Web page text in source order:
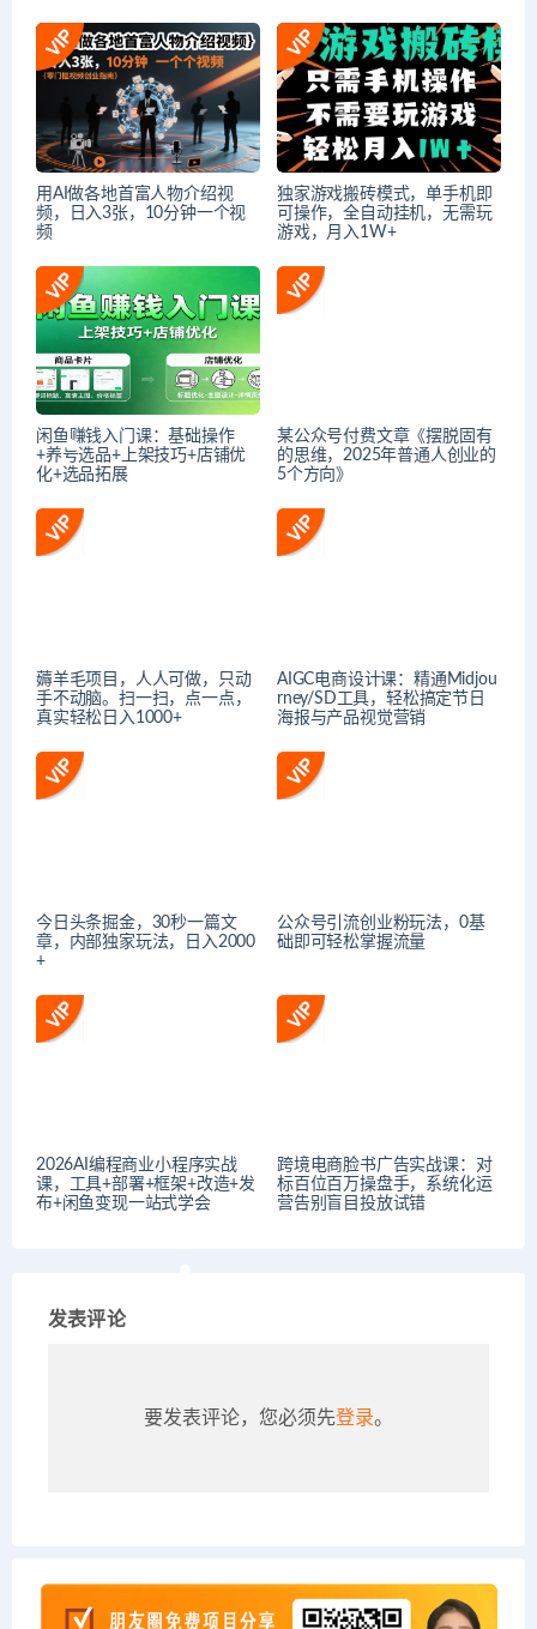
用AI做各地首富人物介绍视
频，日入3张，10分钟一个视
频
独家游戏搬砖模式，单手机即
可操作，全自动挂机，无需玩
游戏，月入1W+
闲鱼赚钱入门课：基础操作
+养号选品+上架技巧+店铺优
化+选品拓展
某公众号付费文章《摆脱固有
的思维，2025年普通人创业的
5个方向》
薅羊毛项目，人人可做，只动
手不动脑。扫一扫，点一点，
真实轻松日入1000+
AIGC电商设计课：精通Midjou
rney/SD工具，轻松搞定节日
海报与产品视觉营销
今日头条掘金，30秒一篇文
章，内部独家玩法，日入2000
+
公众号引流创业粉玩法，0基
础即可轻松掌握流量
2026AI编程商业小程序实战
课，工具+部署+框架+改造+发
布+闲鱼变现一站式学会
跨境电商脸书广告实战课：对
标百位百万操盘手，系统化运
营告别盲目投放试错
发表评论
要发表评论，您必须先登录。